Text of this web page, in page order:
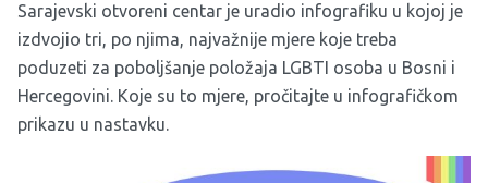
Sarajevski otvoreni centar je uradio infografiku u kojoj je
izdvojio tri, po njima, najvažnije mjere koje treba
poduzeti za poboljšanje položaja LGBTI osoba u Bosni i
Hercegovini. Koje su to mjere, pročitajte u infografičkom
prikazu u nastavku.